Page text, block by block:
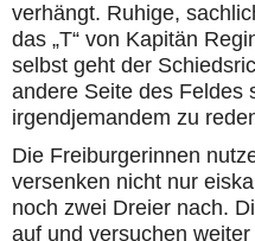
verhängt. Ruhige,
das „T“ von Kapitän
selbst geht der
andere Seite des Feldes
irgendjemandem zu
Die Freiburgerinnen
versenken nicht nur
noch zwei Dreier nach.
auf und versuchen